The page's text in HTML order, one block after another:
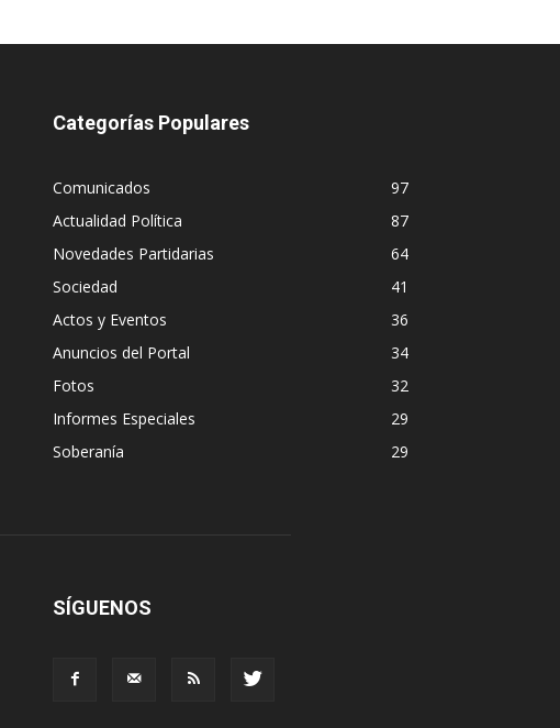
Categorías Populares
Comunicados
97
Actualidad Política
87
Novedades Partidarias
64
Sociedad
41
Actos y Eventos
36
Anuncios del Portal
34
Fotos
32
Informes Especiales
29
Soberanía
29
SÍGUENOS